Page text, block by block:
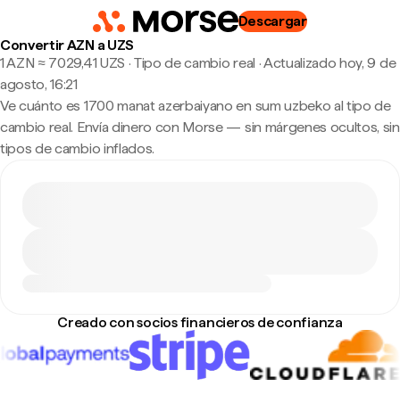
Descargar
Convertir AZN a UZS
1 AZN ≈ 7029,41 UZS · Tipo de cambio real ·Actualizado hoy, 9 de
agosto, 16:21
Ve cuánto es 1700 manat azerbaiyano en sum uzbeko al tipo de
cambio real. Envía dinero con Morse — sin márgenes ocultos, sin
tipos de cambio inflados.
Creado con socios financieros de confianza